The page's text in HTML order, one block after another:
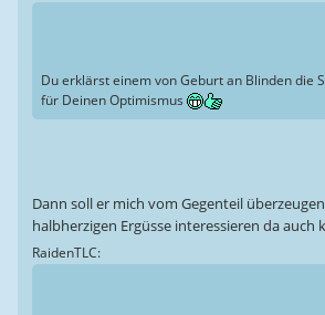
Du erklärst einem von Geburt an Blinden die
für Deinen Optimismus
Dann soll er mich vom Gegenteil
halbherzigen Ergüsse interessieren da auch
RaidenTLC: